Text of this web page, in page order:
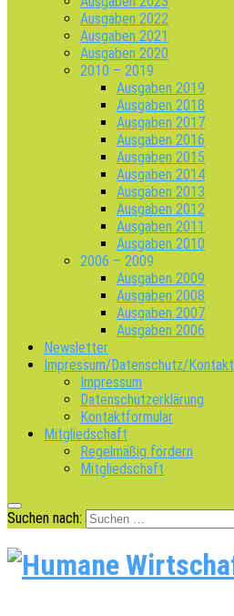
Ausgaben 2022
Ausgaben 2021
Ausgaben 2020
2010 – 2019
Ausgaben 2019
Ausgaben 2018
Ausgaben 2017
Ausgaben 2016
Ausgaben 2015
Ausgaben 2014
Ausgaben 2013
Ausgaben 2012
Ausgaben 2011
Ausgaben 2010
2006 – 2009
Ausgaben 2009
Ausgaben 2008
Ausgaben 2007
Ausgaben 2006
Newsletter
Impressum/Datenschutz/Kontakt
Impressum
Datenschutzerklärung
Kontaktformular
Mitgliedschaft
Regelmäßig fördern
Mitgliedschaft
Suchen nach: